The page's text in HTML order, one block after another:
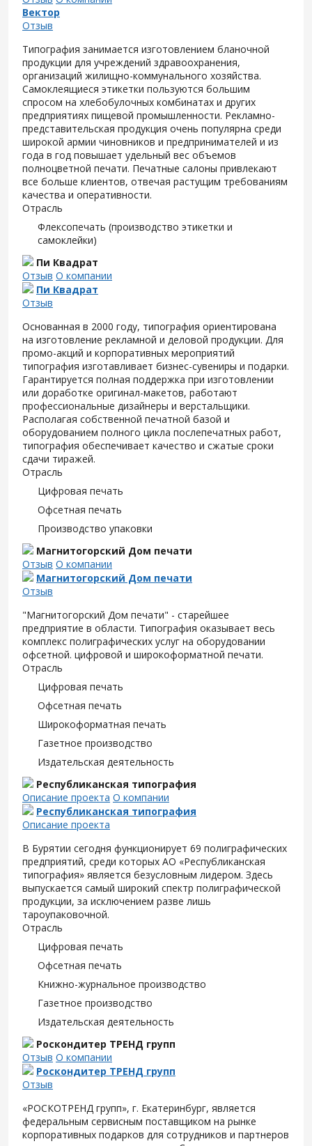
Вектор
Отзыв
Типография занимается изготовлением бланочной
продукции для учреждений здравоохранения,
организаций жилищно-коммунального хозяйства.
Самоклеящиеся этикетки пользуются большим
спросом на хлебобулочных комбинатах и других
предприятиях пищевой промышленности. Рекламно-
представительская продукция очень популярна среди
широкой армии чиновников и предпринимателей и из
года в год повышает удельный вес объемов
полноцветной печати. Печатные салоны привлекают
все больше клиентов, отвечая растущим требованиям
качества и оперативности.
Отрасль
Флексопечать (производство этикетки и
самоклейки)
Пи Квадрат
Отзыв О компании
Пи Квадрат
Отзыв
Основанная в 2000 году, типография ориентирована
на изготовление рекламной и деловой продукции. Для
промо-акций и корпоративных мероприятий
типография изготавливает бизнес-сувениры и подарки.
Гарантируется полная поддержка при изготовлении
или доработке оригинал-макетов, работают
профессиональные дизайнеры и верстальщики.
Располагая собственной печатной базой и
оборудованием полного цикла послепечатных работ,
типография обеспечивает качество и сжатые сроки
сдачи тиражей.
Отрасль
Цифровая печать
Офсетная печать
Производство упаковки
Магнитогорский Дом печати
Отзыв О компании
Магнитогорский Дом печати
Отзыв
"Магнитогорский Дом печати" - старейшее
предприятие в области. Типография оказывает весь
комплекс полиграфических услуг на оборудовании
офсетной. цифровой и широкоформатной печати.
Отрасль
Цифровая печать
Офсетная печать
Широкоформатная печать
Газетное производство
Издательская деятельность
Республиканская типография
Описание проекта О компании
Республиканская типография
Описание проекта
В Бурятии сегодня функционирует 69 полиграфических
предприятий, среди которых АО «Республиканская
типография» является безусловным лидером. Здесь
выпускается самый широкий спектр полиграфической
продукции, за исключением разве лишь
тароупаковочной.
Отрасль
Цифровая печать
Офсетная печать
Книжно-журнальное производство
Газетное производство
Издательская деятельность
Роскондитер ТРЕНД групп
Отзыв О компании
Роскондитер ТРЕНД групп
Отзыв
«РОСКОТРЕНД групп», г. Екатеринбург, является
федеральным сервисным поставщиком на рынке
корпоративных подарков для сотрудников и партнеров